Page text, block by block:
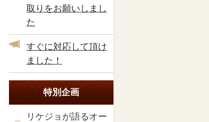
取りをお願いしまし
た
すぐに対応して頂け
ました！
特別企画
リケジョが語るオー